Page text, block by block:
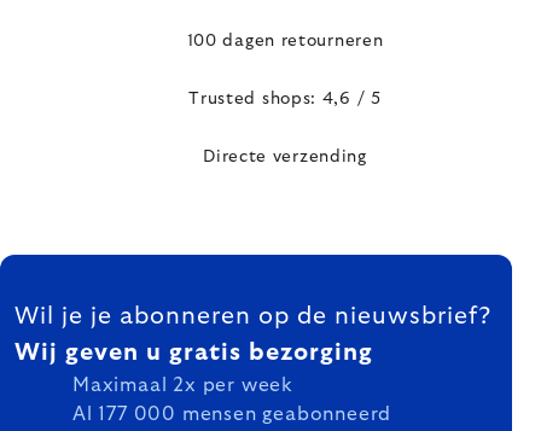
100 dagen retourneren
Trusted shops: 4,6 / 5
Directe verzending
FOOTER
Wil je je abonneren op de nieuwsbrief?
Wij geven u gratis bezorging
Maximaal 2x per week
Al 177 000 mensen geabonneerd